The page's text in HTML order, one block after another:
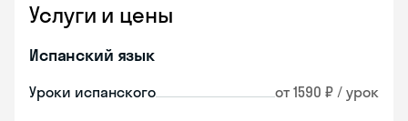
Услуги и цены
Испанский язык
Уроки испанского от 1590 ₽ / урок